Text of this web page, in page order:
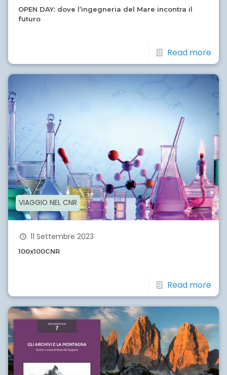
OPEN DAY: dove l’ingegneria del Mare incontra il
futuro
Read more
VIAGGIO NEL CNR
11 Settembre 2023
100x100CNR
Read more